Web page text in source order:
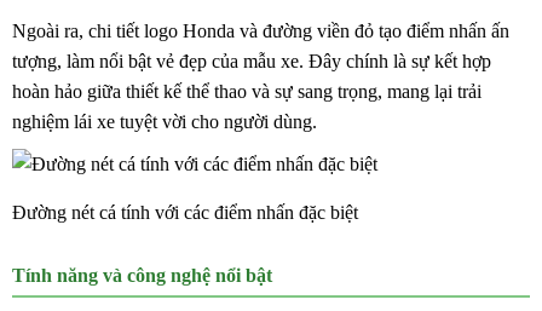
Ngoài ra, chi tiết logo Honda và đường viền đỏ tạo điểm nhấn ấn
tượng, làm nổi bật vẻ đẹp của mẫu xe. Đây chính là sự kết hợp
hoàn hảo giữa thiết kế thể thao và sự sang trọng, mang lại trải
nghiệm lái xe tuyệt vời cho người dùng.
Đường nét cá tính với các điểm nhấn đặc biệt
Tính năng và công nghệ nổi bật